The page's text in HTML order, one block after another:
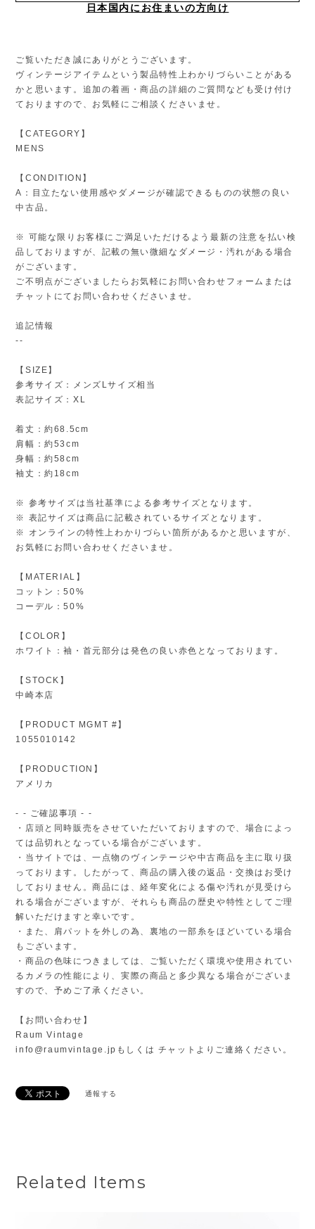
日本国内にお住まいの方向け
ご覧いただき誠にありがとうございます。
ヴィンテージアイテムという製品特性上わかりづらいことがある
かと思います。追加の着画・商品の詳細のご質問なども受け付け
ておりますので、お気軽にご相談くださいませ。
【CATEGORY】
MENS
【CONDITION】
A：目立たない使用感やダメージが確認できるものの状態の良い
中古品。
※ 可能な限りお客様にご満足いただけるよう最新の注意を払い検
品しておりますが、記載の無い微細なダメージ・汚れがある場合
がございます。
ご不明点がございましたらお気軽にお問い合わせフォームまたは
チャットにてお問い合わせくださいませ。
追記情報
--
【SIZE】
参考サイズ：メンズLサイズ相当
表記サイズ：XL
着丈：約68.5cm
肩幅：約53cm
身幅：約58cm
袖丈：約18cm
※ 参考サイズは当社基準による参考サイズとなります。
※ 表記サイズは商品に記載されているサイズとなります。
※ オンラインの特性上わかりづらい箇所があるかと思いますが、
お気軽にお問い合わせくださいませ。
【MATERIAL】
コットン：50%
コーデル：50%
【COLOR】
ホワイト：袖・首元部分は発色の良い赤色となっております。
【STOCK】
中崎本店
【PRODUCT MGMT #】
1055010142
【PRODUCTION】
アメリカ
- - ご確認事項 - -
・店頭と同時販売をさせていただいておりますので、場合によっ
ては品切れとなっている場合がございます。
・当サイトでは、一点物のヴィンテージや中古商品を主に取り扱
っております。したがって、商品の購入後の返品・交換はお受け
しておりません。商品には、経年変化による傷や汚れが見受けら
れる場合がございますが、それらも商品の歴史や特性としてご理
解いただけますと幸いです。
・また、肩パットを外しの為、裏地の一部糸をほどいている場合
もございます。
・商品の色味につきましては、ご覧いただく環境や使用されてい
るカメラの性能により、実際の商品と多少異なる場合がございま
すので、予めご了承ください。
【お問い合わせ】
Raum Vintage
info@raumvintage.jp もしくは チャットよりご連絡ください。
通報する
Related Items